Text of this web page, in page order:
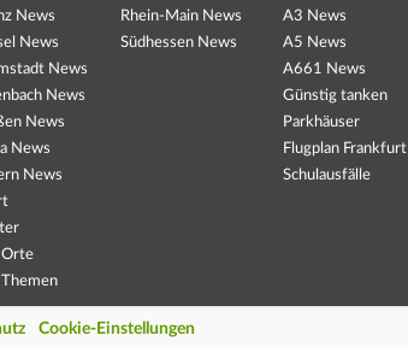
News
News
News
News
News
News
News
Rhein-Main News
Südhessen News
A3 News
A5 News
A661 News
Günstig tanken
Parkhäuser
Flugplan Frankfurt
Schulausfälle
Cookie-Einstellungen